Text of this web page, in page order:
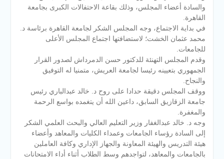
والسادة أعضاء المجلس، وذلك بقاعة الاحتفالات الكبرى بجامعة
القاهرة.
في بداية الاجتماع، وجه المجلس الشكر لجامعة القاهرة برئاسة د.
محمد عثمان الخشت؛ لاستضافتها اجتماع المجلس الأعلى
للجامعات.
وقدم المجلس التهنئة للدكتور حسن الدمرداش لصدور القرار
الجمهوري بتعيينه رئيسا لجامعة العريش، متمنيا له التوفيق
والنجاح.
ووقف المجلس دقيقة حدادا على روح د. خالد عبدالباري رئيس
جامعة الزقازيق السابق، داعين الله أن يتغمده بواسع الرحمة
والمغفرة.
وجه د. خالد عبدالغفار وزير التعليم العالي والبحث العلمي الشكر
إلى السادة رؤساء الجامعات وعمداء الكليات والمعاهد وأعضاء
هيئة التدريس والهيئة المعاونة والجهاز الإداري وكافة العاملين
بالجامعات والمعاهد، لتواجدهم وسط الطلاب أثناء أداء الامتحانات